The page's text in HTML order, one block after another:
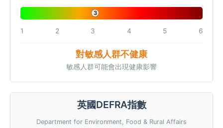
3
1 2 3 4 5 6
對敏感人群不健康
敏感人群可能會出現健康影響
英國DEFRA指數
Department for Environment, Food & Rural Affairs